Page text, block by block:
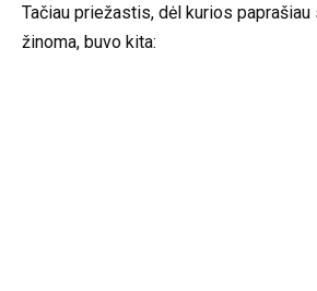
Tačiau priežastis, dėl kurios
žinoma, buvo kita: